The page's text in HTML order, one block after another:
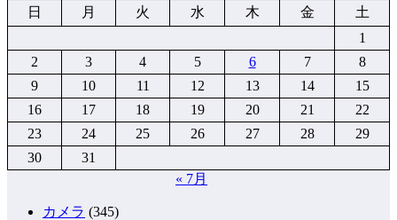
日
月 火 水 木 金
土
1
2
3 4 5 6 7
8
9
10 11 12 13 14
15
16
17 18 19 20 21
22
23
24 25 26 27 28
29
30
31
« 7月
カメラ (345)